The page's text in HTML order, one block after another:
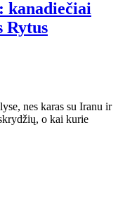
kanadiečiai
Rytus
nes karas su Iranu ir
o kai kurie